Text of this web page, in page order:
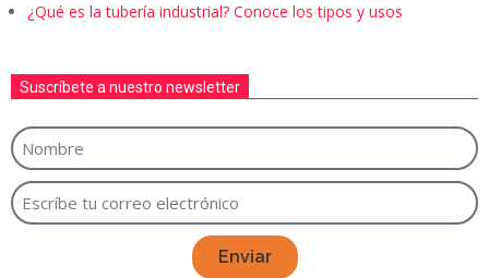
¿Qué es la tubería industrial? Conoce los tipos y usos
Suscríbete a nuestro newsletter
Enviar